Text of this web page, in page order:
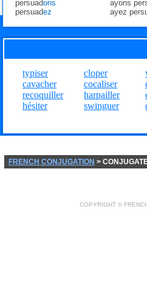
persuadons
persuadez
ayons
ayez
typiser
cavacher
recoquiller
hésiter
cloper
cocaliser
harpailler
swinguer
FRENCH CONJUGATION >
COPYRIGHT ©